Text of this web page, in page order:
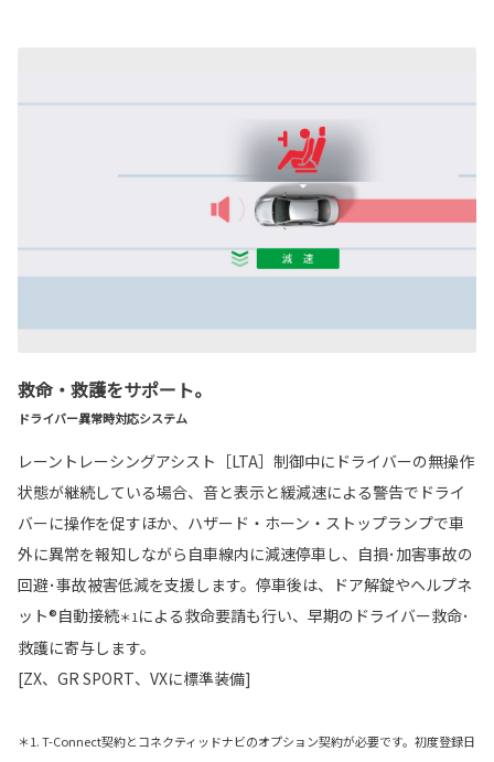
救命・救護をサポート。
ドライバー異常時対応システム
レーントレーシングアシスト［LTA］制御中にドライバーの無操作
状態が継続している場合、音と表示と緩減速による警告でドライ
バーに操作を促すほか、ハザード・ホーン・ストップランプで車
外に異常を報知しながら自車線内に減速停車し、自損･加害事故の
回避･事故被害低減を支援します。停車後は、ドア解錠やヘルプネ
ット®自動接続＊1 による救命要請も行い、早期のドライバー救命･
救護に寄与します。
[ZX、GR SPORT、VXに標準装備]
＊1. T-Connect契約とコネクティッドナビのオプション契約が必要です。初度登録日